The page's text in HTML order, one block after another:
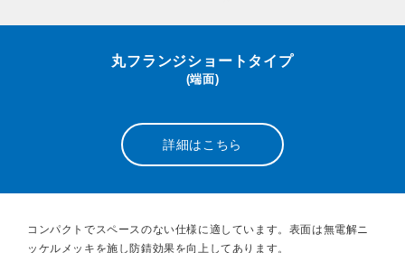
丸フランジショートタイプ
(端面)
詳細はこちら
コンパクトでスペースのない仕様に適しています。表面は無電解ニ
ッケルメッキを施し防錆効果を向上してあります。